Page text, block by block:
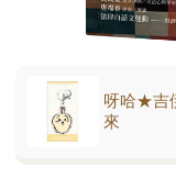
呀哈★吉
來